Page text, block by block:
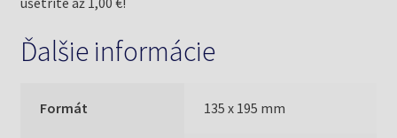
Ďalšie informácie
Formát 135 x 195 mm